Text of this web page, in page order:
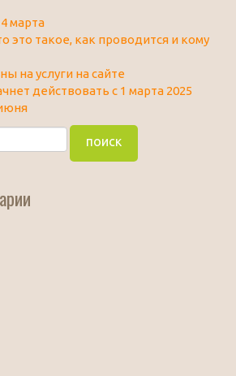
марта
это такое, как проводится и кому
на услуги на сайте
действовать с 1 марта 2025